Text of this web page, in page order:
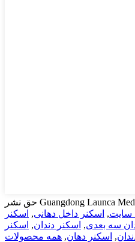
حق نشر Guangdong Launca Medical Device Technology Co., Ltd.
سایت, اسکنر داخل دهانی, اسکنر
سه بعدی, اسکنر دندان, اسکنر
, اسکنر دهان, همه محصولات